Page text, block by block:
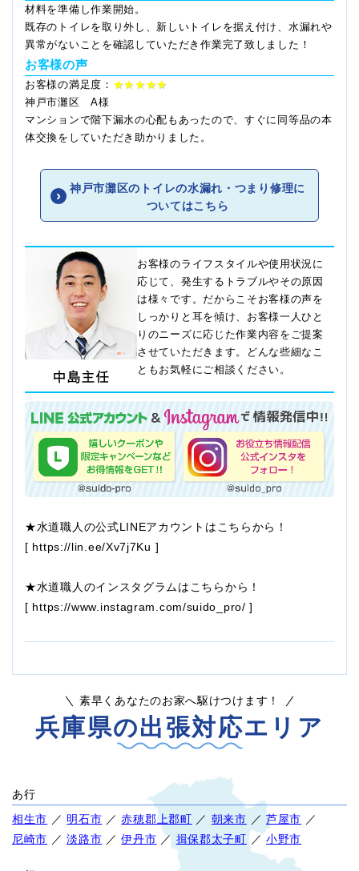
材料を準備し作業開始。
既存のトイレを取り外し、新しいトイレを据え付け、水漏れや
異常がないことを確認していただき作業完了致しました！
お客様の声
お客様の満足度： ★★★★★
神戸市灘区 A様
マンションで階下漏水の心配もあったので、すぐに同等品の本
体交換をしていただき助かりました。
神戸市灘区のトイレの水漏れ・つまり修理に
ついてはこちら
お客様のライフスタイルや使用状況に
応じて、発生するトラブルやその原因
は様々です。だからこそお客様の声を
しっかりと耳を傾け、お客様一人ひと
りのニーズに応じた作業内容をご提案
させていただきます。どんな些細なこ
ともお気軽にご相談ください。
★水道職人の公式LINEアカウントはこちらから！
[ https://lin.ee/Xv7j7Ku ]
★水道職人のインスタグラムはこちらから！
[ https://www.instagram.com/suido_pro/ ]
素早くあなたのお家へ駆けつけます！
兵庫県の出張対応エリア
あ行
相生市 ／ 明石市 ／赤穂郡上郡町 ／ 朝来市 ／ 芦屋市 ／
尼崎市 ／淡路市 ／伊丹市 ／ 揖保郡太子町 ／ 小野市